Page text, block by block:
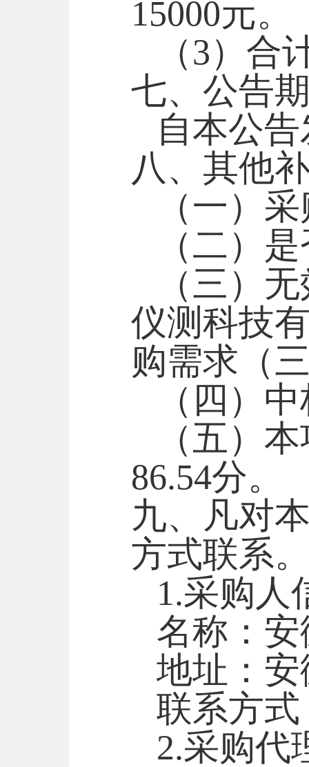
15000元。
（3） 合
七、公告
自本公
八、其他
（一）
（二）
（三）
仪测科技
购需求（
（四）
（五）
86.54分。
九、凡对
方式联系
1.采购人
名称：
地址：
联系方式
2.采购代